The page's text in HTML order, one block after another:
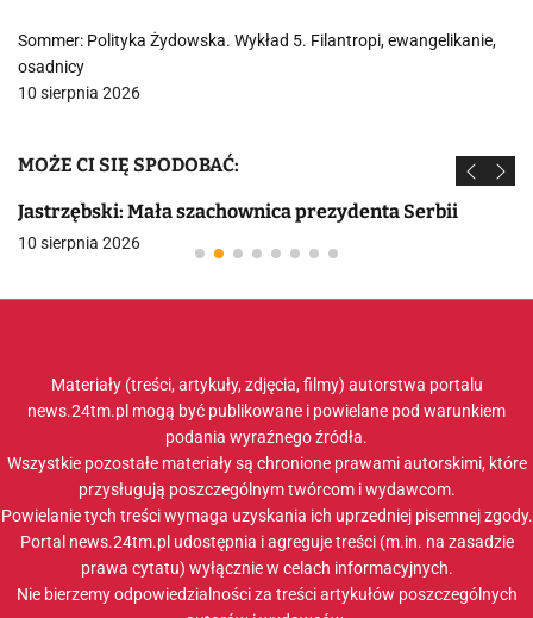
Sommer: Polityka Żydowska. Wykład 5. Filantropi, ewangelikanie,
osadnicy
10 sierpnia 2026
MOŻE CI SIĘ SPODOBAĆ:
Jastrzębski: Mała szachownica prezydenta Serbii
10 sierpnia 2026
Materiały (treści, artykuły, zdjęcia, filmy) autorstwa portalu
news.24tm.pl mogą być publikowane i powielane pod warunkiem
podania wyraźnego źródła.
Wszystkie pozostałe materiały są chronione prawami autorskimi, które
przysługują poszczególnym twórcom i wydawcom.
Powielanie tych treści wymaga uzyskania ich uprzedniej pisemnej zgody.
Portal news.24tm.pl udostępnia i agreguje treści (m.in. na zasadzie
prawa cytatu) wyłącznie w celach informacyjnych.
Nie bierzemy odpowiedzialności za treści artykułów poszczególnych